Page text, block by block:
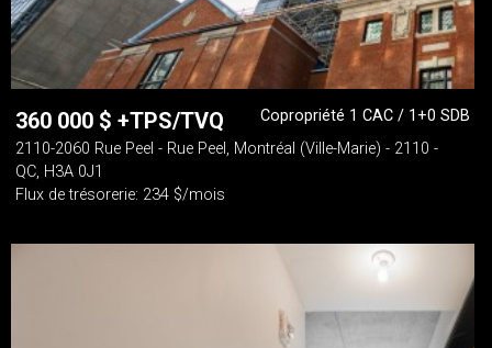
360 000 $ +TPS/TVQ
Copropriété 1 CAC / 1+0 SDB
2110-2060 Rue Peel - Rue Peel, Montréal (Ville-Marie) - 2110 -
QC, H3A 0J1
Flux de trésorerie: 234 $/mois